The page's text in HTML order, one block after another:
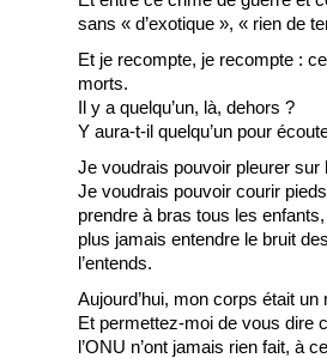
sans « d’exotique », « rien de
Et je recompte, je recompte :
morts.
Il y a quelqu’un, là, dehors ?
Y aura-t-il quelqu’un pour
Je voudrais pouvoir pleurer sur
Je voudrais pouvoir courir
prendre à bras tous les
plus jamais entendre le bruit
l’entends.
Aujourd’hui, mon corps était
Et permettez-moi de vous dire
l’ONU n’ont jamais rien fait, à